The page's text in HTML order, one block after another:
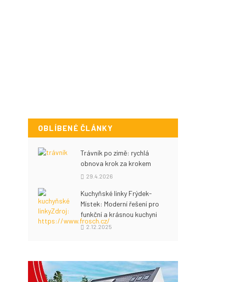
OBLÍBENÉ ČLÁNKY
Trávník po zimě: rychlá
obnova krok za krokem
29.4.2026
Kuchyňské linky Frýdek-
Místek: Moderní řešení pro
funkční a krásnou kuchyni
2.12.2025